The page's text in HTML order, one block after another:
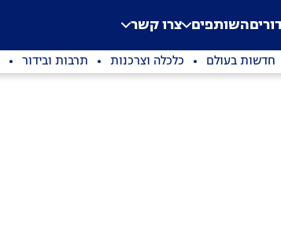
השותפים צרו קשר
חדשות בעולם כלכלה וצרכנות תרבות ובידור